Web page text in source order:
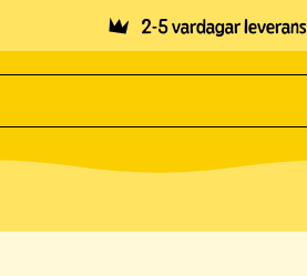
2-5 vardagar leverans